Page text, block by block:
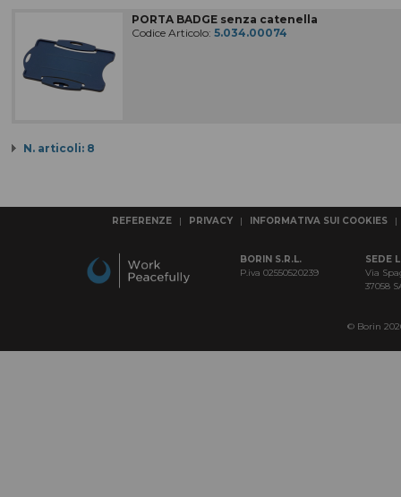
PORTA BADGE senza catenella
Codice Articolo: 5.034.00074
N. articoli: 8
REFERENZE | PRIVACY | INFORMATIVA SUI COOKIES |
BORIN S.R.L.
P.iva 02550520239
SEDE
Via
37058
© Borin